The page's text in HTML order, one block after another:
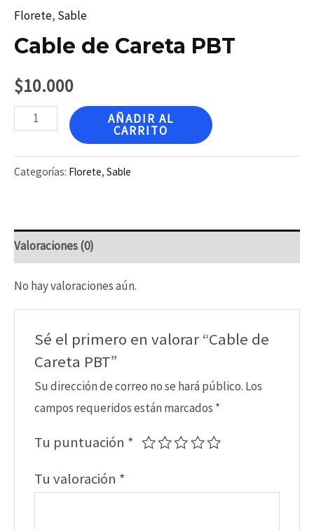
Florete, Sable
Cable de Careta PBT
$10.000
Cable
Careta
AÑADIR AL
CARRITO
Categorías: Florete, Sable
Valoraciones (0)
No hay valoraciones aún.
Sé el primero en valorar “Cable de
Careta PBT”
Su dirección de correo no se hará público. Los
campos requeridos están marcados *
Tu puntuación *
Tu valoración *